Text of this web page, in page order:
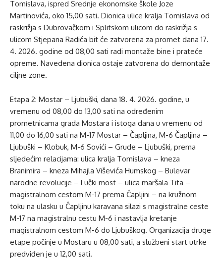
Tomislava, ispred Srednje ekonomske škole Joze
Martinovića, oko 15,00 sati. Dionica ulice kralja Tomislava od
raskrižja s Dubrovačkom i Splitskom ulicom do raskrižja s
ulicom Stjepana Radića bit će zatvorena za promet dana 17.
4. 2026. godine od 08,00 sati radi montaže bine i prateće
opreme. Navedena dionica ostaje zatvorena do demontaže
ciljne zone.
Etapa 2: Mostar – Ljubuški, dana 18. 4. 2026. godine, u
vremenu od 08,00 do 13,00 sati na određenim
prometnicama grada Mostara i istoga dana u vremenu od
11,00 do 16,00 sati na M-17 Mostar – Čapljina, M-6 Čapljina –
Ljubuški – Klobuk, M-6 Sovići – Grude – Ljubuški, prema
sljedećim relacijama: ulica kralja Tomislava – kneza
Branimira – kneza Mihajla Viševića Humskog – Bulevar
narodne revolucije – Lučki most – ulica maršala Tita –
magistralnom cestom M-17 prema Čapljini – na kružnom
toku na ulasku u Čapljinu karavana silazi s magistralne ceste
M-17 na magistralnu cestu M-6 i nastavlja kretanje
magistralnom cestom M-6 do Ljubuškog. Organizacija druge
etape počinje u Mostaru u 08,00 sati, a službeni start utrke
predviđen je u 12,00 sati.